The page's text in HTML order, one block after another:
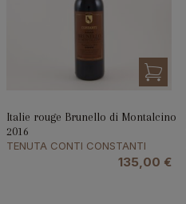
Italie rouge Brunello di Montalcino
2016
TENUTA CONTI CONSTANTI
135,00 €